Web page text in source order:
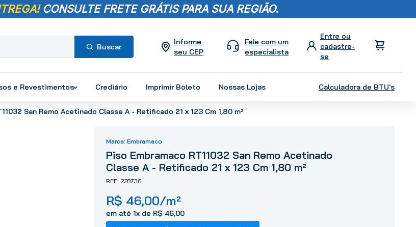
CONSULTE FRETE GRÁTIS PARA SUA REGIÃO.
Informe
seu CEP
Fale com um
especialista
e Revestimentos Crediário Imprimir Boleto Nossas Lojas Calculadora de BTU's
San Remo Acetinado Classe A - Retificado 21 x 123 Cm 1,80 m²
Embramaco
Piso Embramaco RT11032 San Remo Acetinado
Classe A - Retificado 21 x 123 Cm 1,80 m²
228736
R$ 46,00/m²
em até 1x de R$ 46,00
Termos mais
2º
porcelanato
revestimento
vaso sanitário
chuveiro